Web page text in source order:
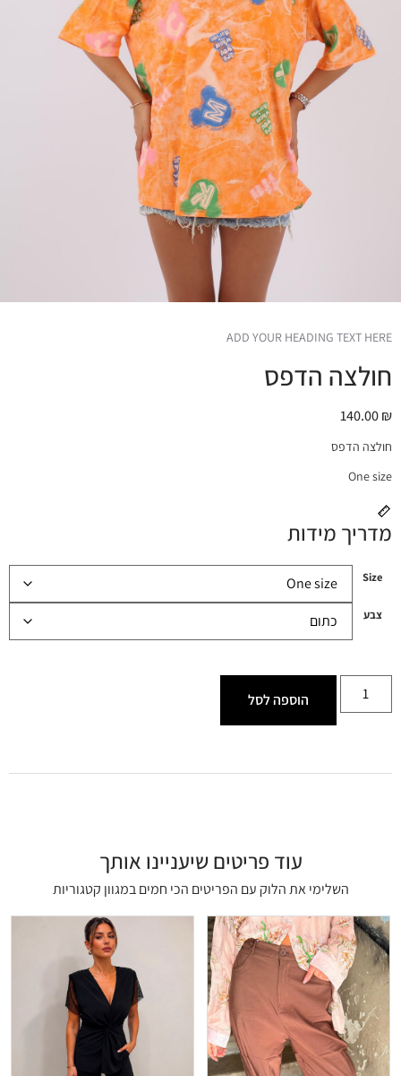
ADD YOUR HEADING TEXT HERE
חולצה הדפס
140.00₪
חולצה הדפס
One size
מדריך מידות
Size
צבע
הוספה לסל
עוד פריטים שיעניינו אותך
השלימי את הלוק עם הפריטים הכי חמים במגוון קטגוריות